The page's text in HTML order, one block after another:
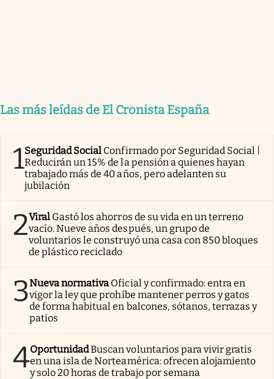
Las más leídas de El Cronista España
1Seguridad Social Confirmado por Seguridad Social |
Reducirán un 15% de la pensión a quienes hayan
trabajado más de 40 años, pero adelanten su
jubilación
2Viral Gastó los ahorros de su vida en un terreno
vacío. Nueve años después, un grupo de
voluntarios le construyó una casa con 850 bloques
de plástico reciclado
3Nueva normativa Oficial y confirmado: entra en
vigor la ley que prohíbe mantener perros y gatos
de forma habitual en balcones, sótanos, terrazas y
patios
4OportunidadBuscan voluntarios para vivir gratis
en una isla de Norteamérica: ofrecen alojamiento
y solo 20 horas de trabajo por semana